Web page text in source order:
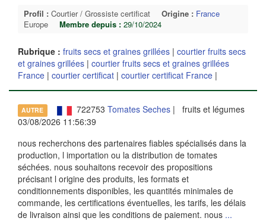
Profil : Courtier / Grossiste certificat Origine : France
Europe
Membre depuis : 29/10/2024
Rubrique : fruits secs et graines grillées | courtier fruits secs
et graines grillées | courtier fruits secs et graines grillées
France | courtier certificat | courtier certificat France |
AUTRE 722753 Tomates Seches| fruits et légumes
03/08/2026 11:56:39
nous recherchons des partenaires fiables spécialisés dans la
production, l importation ou la distribution de tomates
séchées. nous souhaitons recevoir des propositions
précisant l origine des produits, les formats et
conditionnements disponibles, les quantités minimales de
commande, les certifications éventuelles, les tarifs, les délais
de livraison ainsi que les conditions de paiement. nous ...